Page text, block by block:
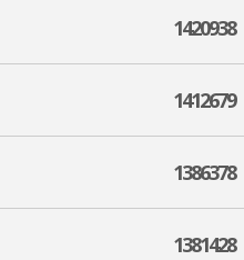
1420938
1412679
1386378
1381428